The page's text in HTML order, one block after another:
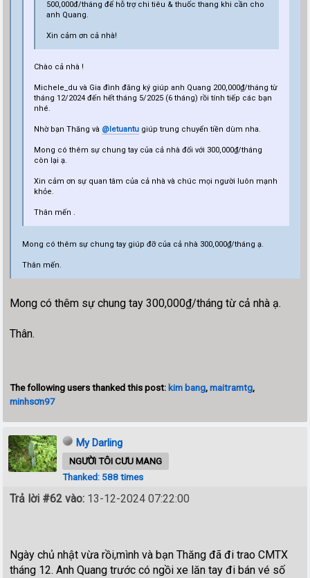
500,000đ/tháng để hỗ trợ chi tiêu & thuốc thang khi cần cho
anh Quang.
Xin cảm ơn cả nhà!
Chào cả nhà !
Michele_du và Gia đình đăng ký giúp anh Quang 200,000₫/tháng từ
tháng 12/2024 đến hết tháng 5/2025 (6 tháng) rồi tính tiếp các bạn
nhé.
Nhờ bạn Thăng và @letuantu giúp trung chuyển tiền dùm nha.
Mong có thêm sự chung tay của cả nhà đối với 300,000₫/tháng
còn lại ạ.
Xin cảm ơn sự quan tâm của cả nhà và chúc mọi người luôn mạnh
khỏe.
Thân mến .
Mong có thêm sự chung tay giúp đỡ của cả nhà 300,000₫/tháng ạ.
Thân mến.
Mong có thêm sự chung tay 300,000₫/tháng từ cả nhà ạ.
Thân.
The following users thanked this post: kim bang,maitramtg,
minhsơn97
My Darling
NGƯỜI TÔI CƯU MANG
Thanked: 588 times
Trả lời #62 vào: 13-12-2024 07:22:00
Ngày chủ nhật vừa rồi,mình và bạn Thăng đã đi trao CMTX
tháng 12. Anh Quang trước có ngồi xe lăn tay đi bán vé số